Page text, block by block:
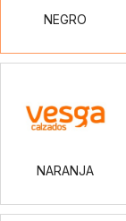
NEGRO
NARANJA